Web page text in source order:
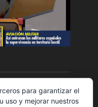
para garantizar el
uso y mejorar nuestros